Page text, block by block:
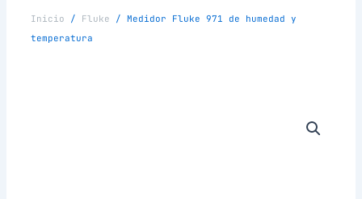
Inicio / Fluke / Medidor Fluke 971 de humedad y
temperatura